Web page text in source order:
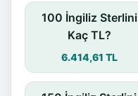
100 İngiliz Sterlini
Kaç TL?
6.414,61 TL